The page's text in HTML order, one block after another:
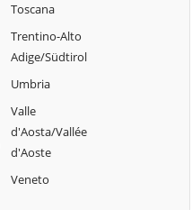
San Giorgio
Albanese
San Giovanni in
Fiore
San Lorenzo
Toscana
Trentino-Alto
Adige/Südtirol
Umbria
Valle
d'Aosta/Vallée
d'Aoste
Veneto